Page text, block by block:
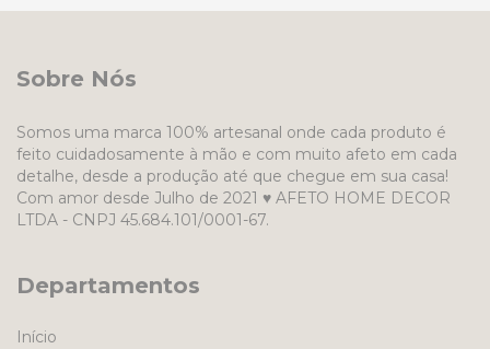
Sobre Nós
Somos uma marca 100% artesanal onde cada produto é
feito cuidadosamente à mão e com muito afeto em cada
detalhe, desde a produção até que chegue em sua casa!
Com amor desde Julho de 2021 ♥ AFETO HOME DECOR
LTDA - CNPJ 45.684.101/0001-67.
Departamentos
Início